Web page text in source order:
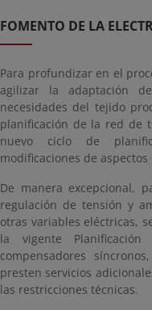
FOMENTO DE LA
Para profundizar en el
agilizar la adaptación
necesidades del tejido
planificación de la red de
nuevo ciclo de
modificaciones de
De manera excepcional,
regulación de tensión y
otras variables eléctricas,
la vigente
compensadores
presten servicios
las restricciones técnicas.